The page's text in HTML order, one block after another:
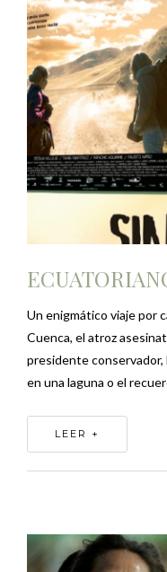
Un enigmático viaje por
Cuenca, el atroz
presidente conservador,
en una laguna o el
LEER +